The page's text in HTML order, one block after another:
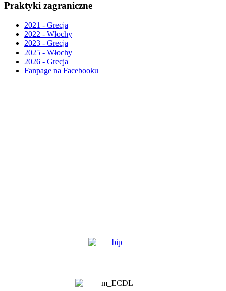
Praktyki zagraniczne
2021 - Grecja
2022 - Włochy
2023 - Grecja
2025 - Włochy
2026 - Grecja
Fanpage na Facebooku